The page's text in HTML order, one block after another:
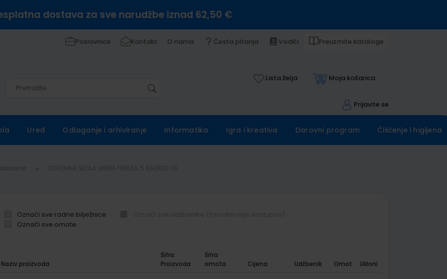
dostava za sve narudžbe iznad 62,50 €
Poslovnice Kontakt O nama Česta pitanja Vodiči Preuzmite kataloge
Lista želja Moja košarica
Prijavite se
Ured Odlaganje i arhiviranje Informatika Igra i kreativa Darovni program Čišćenje i higijena
Označi sve radne bilježnice
Označi sve omote
Naziv proizvoda
Šifra
Proizvoda
Šifra
omota
Cijena Udžbenik Omot Ukloni